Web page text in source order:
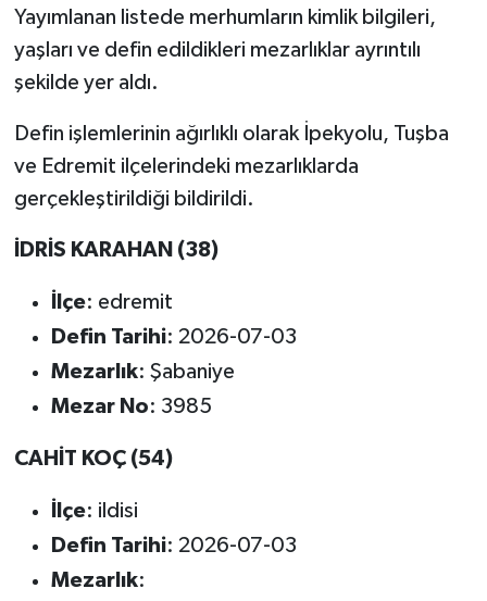
Yayımlanan listede merhumların kimlik bilgileri,
yaşları ve defin edildikleri mezarlıklar ayrıntılı
şekilde yer aldı.
Defin işlemlerinin ağırlıklı olarak İpekyolu, Tuşba
ve Edremit ilçelerindeki mezarlıklarda
gerçekleştirildiği bildirildi.
İDRİS KARAHAN (38)
İlçe: edremit
Defin Tarihi: 2026-07-03
Mezarlık: Şabaniye
Mezar No: 3985
CAHİT KOÇ (54)
İlçe: ildisi
Defin Tarihi: 2026-07-03
Mezarlık: